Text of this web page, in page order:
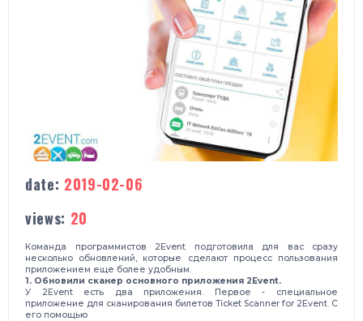
date: 2019-02-06
views: 20
Команда программистов 2Event подготовила для вас сразу
несколько обновлений, которые сделают процесс пользования
приложением еще более удобным.
1. Обновили сканер основного приложения 2Event.
У 2Event есть два приложения. Первое - специальное
приложение для сканирования билетов Ticket Scanner for 2Event. С
его помощью